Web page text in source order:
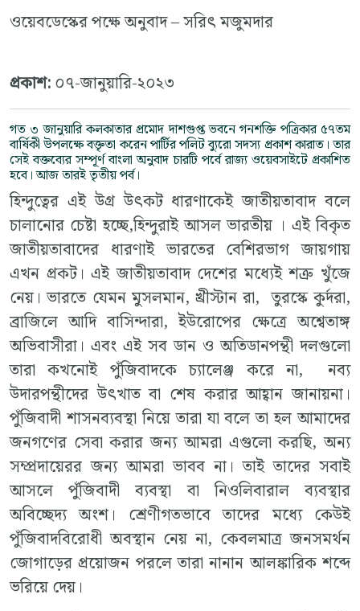
ওয়েবডেস্কের পক্ষে অনুবাদ – সরিৎ মজুমদার
প্রকাশ:০৭-জানুয়ারি-২০২৩
গত ৩ জানুয়ারি কলকাতার প্রমোদ দাশগুপ্ত ভবনে গনশক্তি পত্রিকার ৫৭তম
বার্ষিকী উপলক্ষে বক্তৃতা করেন পার্টির পলিট ব্যুরো সদস্য প্রকাশ কারাত। তার
সেই বক্তব্যের সম্পূর্ণ বাংলা অনুবাদ চারটি পর্বে রাজ্য ওয়েবসাইটে প্রকাশিত
হবে। আজ তারই তৃতীয় পর্ব।
হিন্দুত্বের এই উগ্র উৎকট ধারণাকেই জাতীয়তাবাদ বলে
চালানোর চেষ্টা হচ্ছে,হিন্দুরাই আসল ভারতীয় । এই বিকৃত
জাতীয়তাবাদের ধারণাই ভারতের বেশিরভাগ জায়গায়
এখন প্রকট। এই জাতীয়তাবাদ দেশের মধ্যেই শত্রু খুঁজে
নেয়। ভারতে যেমন মুসলমান, খ্রীস্টান রা, তুরস্কে কুর্দরা,
ব্রাজিলে আদি বাসিন্দারা, ইউরোপের ক্ষেত্রে অশ্বেতাঙ্গ
অভিবাসীরা। এবং এই সব ডান ও অতিডানপন্থী দলগুলো
তারা কখনোই পুঁজিবাদকে চ্যালেঞ্জ করে না, নব্য
উদারপন্থীদের উৎখাত বা শেষ করার আহ্বান জানায়না।
পুঁজিবাদী শাসনব্যবস্থা নিয়ে তারা যা বলে তা হল আমাদের
জনগণের সেবা করার জন্য আমরা এগুলো করছি, অন্য
সম্প্রদায়েরর জন্য আমরা ভাবব না। তাই তাদের সবাই
আসলে পুঁজিবাদী ব্যবস্থা বা নিওলিবারাল ব্যবস্থার
অবিচ্ছেদ্য অংশ। শ্রেণীগতভাবে তাদের মধ্যে কেউই
পুঁজিবাদবিরোধী অবস্থান নেয় না, কেবলমাত্র জনসমর্থন
জোগাড়ের প্রয়োজন পরলে তারা নানান আলঙ্কারিক শব্দে
ভরিয়ে দেয়।